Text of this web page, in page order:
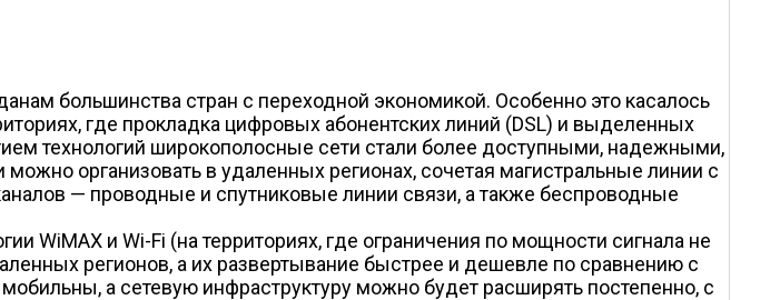
большинства стран с переходной экономикой. Особенно это касалось
где прокладка цифровых абонентских линий (DSL) и выделенных
технологий широкополосные сети стали более доступными, надежными,
организовать в удаленных регионах, сочетая магистральные линии с
— проводные и спутниковые линии связи, а также беспроводные
WiMAX и Wi-Fi (на территориях, где ограничения по мощности сигнала не
регионов, а их развертывание быстрее и дешевле по сравнению с
а сетевую инфраструктуру можно будет расширять постепенно, с